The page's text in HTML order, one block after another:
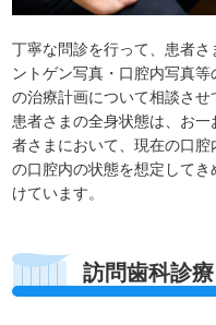
丁寧な問診を行って、患者
ントゲン写真・口腔内写真
の治療計画について相談させ
患者さまの全身状態は、お
者さまにおいて、現在の口
の口腔内の状態を想定して
けています。
訪問歯科診療